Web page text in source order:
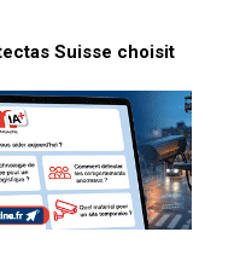
Suisse choisit